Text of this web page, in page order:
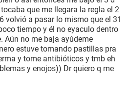
que me llegara la regla el 2
volvió a pasar lo mismo que el 31
tiempo y él no eyaculo dentro
Aún no me baja ayúdeme
estuve tomando pastillas pra
y tome antibióticos y tmb eh
y enojos)) Dr quiero q me